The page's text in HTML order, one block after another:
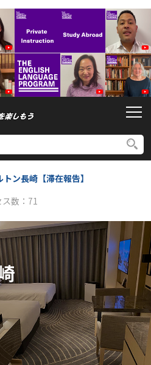
トン長崎【滞在報告】
数： 71